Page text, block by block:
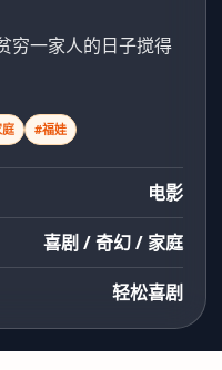
穷一家人的日子搅得
#福娃
电影
喜剧 / 奇幻 / 家庭
轻松喜剧